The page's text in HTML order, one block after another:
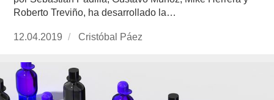
Roberto Treviño, ha desarrollado la…
Publicado
12.04.2019
https://www.experimenta.es/author/cristobal-
Cristóbal Páez